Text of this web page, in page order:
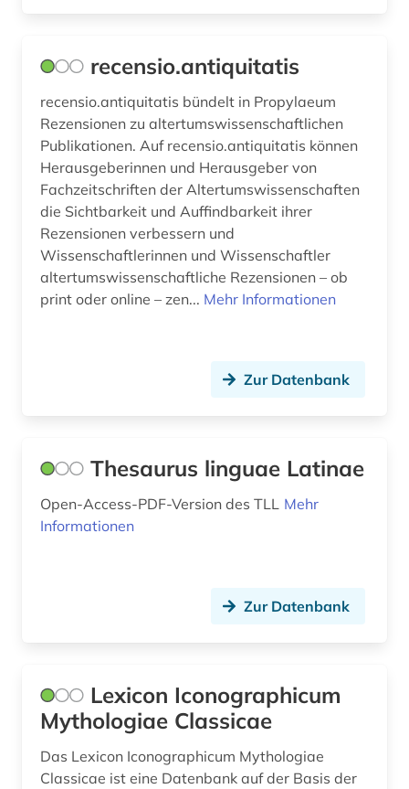
recensio.antiquitatis
recensio.antiquitatis bündelt in Propylaeum
Rezensionen zu altertumswissenschaftlichen
Publikationen. Auf recensio.antiquitatis können
Herausgeberinnen und Herausgeber von
Fachzeitschriften der Altertumswissenschaften
die Sichtbarkeit und Auffindbarkeit ihrer
Rezensionen verbessern und
Wissenschaftlerinnen und Wissenschaftler
altertumswissenschaftliche Rezensionen – ob
print oder online – zen... Mehr Informationen
Zur Datenbank
Thesaurus linguae Latinae
Open-Access-PDF-Version des TLL Mehr
Informationen
Zur Datenbank
Lexicon Iconographicum
Mythologiae Classicae
Das Lexicon Iconographicum Mythologiae
Classicae ist eine Datenbank auf der Basis der